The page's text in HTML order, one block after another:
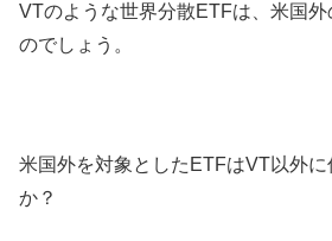
VTのような世界分散ETFは、米国
のでしょう。
米国外を対象としたETFはVT以外に
か？